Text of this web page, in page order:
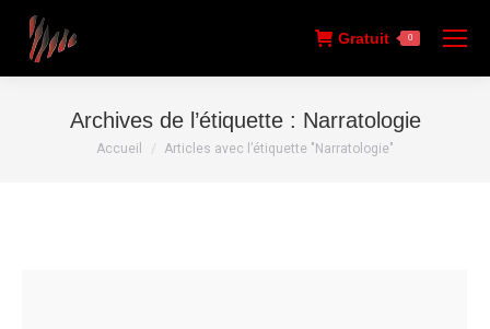
Gratuit 0
Archives de l’étiquette : Narratologie
Vous êtes ici :
Accueil Articles avec l’étiquette "Narratologie"